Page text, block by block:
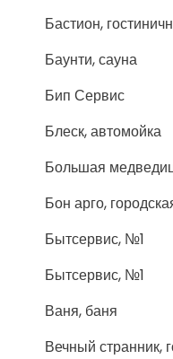
Бастион,
Баунти, сауна
Бип Сервис
Блеск, автомойка
Большая
Бон арго,
Бытсервис, №1
Бытсервис, №1
Ваня, баня
Вечный странник,